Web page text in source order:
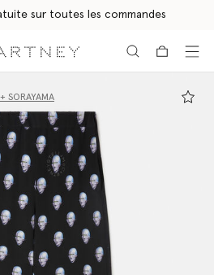
sur toutes les commandes
SORAYAMA